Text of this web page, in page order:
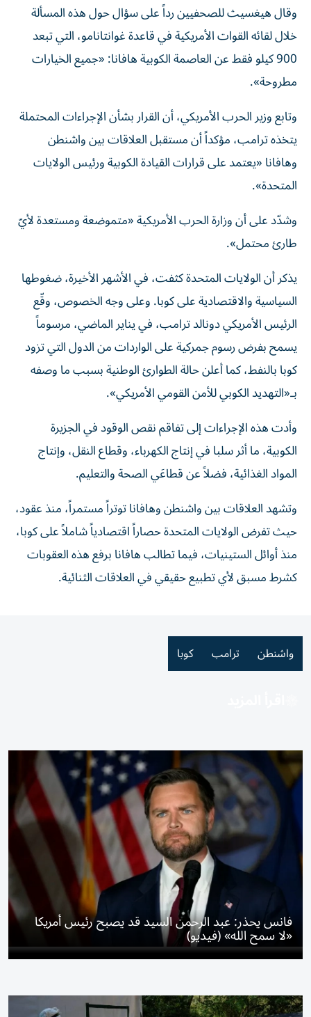
وقال هيغسيث للصحفيين رداً على سؤال حول هذه المسألة
خلال لقائه القوات الأمريكية في قاعدة غوانتانامو، التي تبعد
900 كيلو فقط عن العاصمة الكوبية هافانا: «جميع الخيارات
مطروحة».
وتابع وزير الحرب الأمريكي، أن القرار بشأن الإجراءات المحتملة
يتخذه ترامب، مؤكداً أن مستقبل العلاقات بين واشنطن
وهافانا «يعتمد على قرارات القيادة الكوبية ورئيس الولايات
المتحدة».
وشدّد على أن وزارة الحرب الأمريكية «متموضعة ومستعدة لأيّ
طارئ محتمل».
يذكر أن الولايات المتحدة كثفت، في الأشهر الأخيرة، ضغوطها
السياسية والاقتصادية على كوبا. وعلى وجه الخصوص، وقّع
الرئيس الأمريكي دونالد ترامب، في يناير الماضي، مرسوماً
يسمح بفرض رسوم جمركية على الواردات من الدول التي تزود
كوبا بالنفط، كما أعلن حالة الطوارئ الوطنية بسبب ما وصفه
بـ«التهديد الكوبي للأمن القومي الأمريكي».
وأدت هذه الإجراءات إلى تفاقم نقص الوقود في الجزيرة
الكوبية، ما أثر سلبا في إنتاج الكهرباء، وقطاع النقل، وإنتاج
المواد الغذائية، فضلاً عن قطاعَي الصحة والتعليم.
وتشهد العلاقات بين واشنطن وهافانا توتراً مستمراً، منذ عقود،
حيث تفرض الولايات المتحدة حصاراً اقتصادياً شاملاً على كوبا،
منذ أوائل الستينيات، فيما تطالب هافانا برفع هذه العقوبات
كشرط مسبق لأي تطبيع حقيقي في العلاقات الثنائية.
واشنطن ترامب كوبا
فانس يحذر: عبد الرحمن السيد قد يصبح رئيس أمريكا
«لا سمح الله» (فيديو)